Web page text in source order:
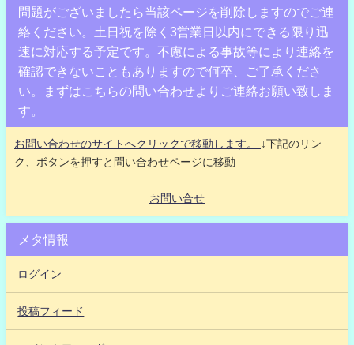
問題がございましたら当該ページを削除しますのでご連
絡ください。土日祝を除く3営業日以内にできる限り迅
速に対応する予定です。不慮による事故等により連絡を
確認できないこともありますので何卒、ご了承くださ
い。まずはこちらの問い合わせよりご連絡お願い致しま
す。
お問い合わせのサイトへクリックで移動します。
↓下記のリン
ク、ボタンを押すと問い合わせページに移動
お問い合せ
メタ情報
ログイン
投稿フィード